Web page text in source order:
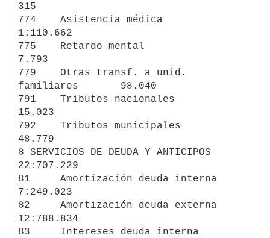
315
774    Asistencia médica
1:110.662
775    Retardo mental
7.793
779    Otras transf. a unid.
familiares       98.040
791    Tributos nacionales
15.023
792    Tributos municipales
48.779
8 SERVICIOS DE DEUDA Y ANTICIPOS
22:707.229
81     Amortización deuda interna
7:249.023
82     Amortización deuda externa
12:788.834
83     Intereses deuda interna